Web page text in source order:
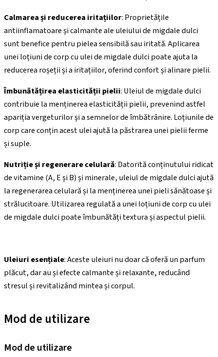
Calmarea și reducerea iritațiilor: Proprietățile
antiinflamatoare și calmante ale uleiului de migdale dulci
sunt benefice pentru pielea sensibilă sau iritată. Aplicarea
unei loțiuni de corp cu ulei de migdale dulci poate ajuta la
reducerea roșeții și a iritațiilor, oferind confort și alinare pielii.
Îmbunătățirea elasticității pielii: Uleiul de migdale dulci
contribuie la menținerea elasticității pielii, prevenind astfel
apariția vergeturilor și a semnelor de îmbătrânire. Loțiunile de
corp care conțin acest ulei ajută la păstrarea unei pielii ferme
și suple.
Nutriție și regenerare celulară: Datorită conținutului ridicat
de vitamine (A, E și B) și minerale, uleiul de migdale dulci ajută
la regenerarea celulară și la menținerea unei pieli sănătoase și
strălucitoare. Utilizarea regulată a unei loțiuni de corp cu ulei
de migdale dulci poate îmbunătăți textura și aspectul pielii.
Uleiuri esențiale: Aceste uleiuri nu doar că oferă un parfum
plăcut, dar au și efecte calmante și relaxante, reducând
stresul și revitalizând mintea și corpul.
Mod de utilizare
Mod de utilizare